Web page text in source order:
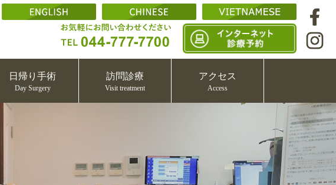
日帰り手術
Day Surgery
訪問診療
Visit treatment
アクセス
Access